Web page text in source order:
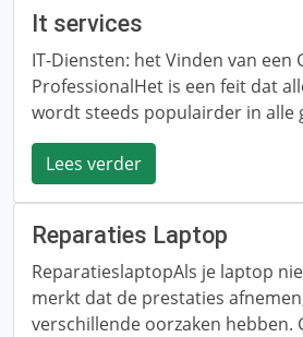
It services
IT-Diensten: het Vinden van een
ProfessionalHet is een feit dat
wordt steeds populairder in alle
Lees verder
Reparaties Laptop
ReparatieslaptopAls je laptop
merkt dat de prestaties
verschillende oorzaken hebben.